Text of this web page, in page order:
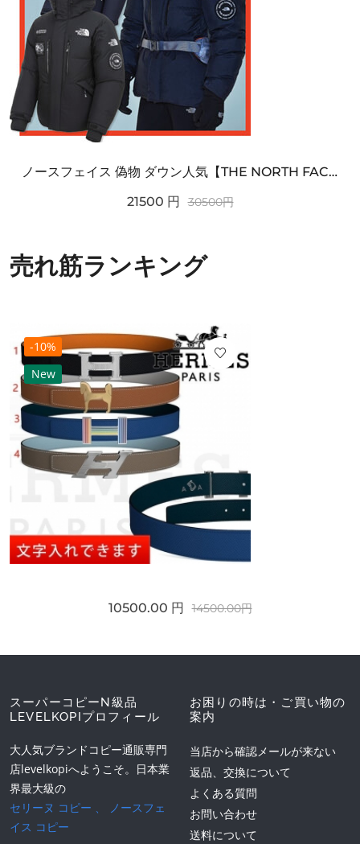
ノースフェイス 偽物 ダウン人気【THE NORTH FACE】M'S 7 SUMMIT HIM...
21500 円 30500円
売れ筋ランキング
-10%
New
10500.00 円 14500.00円
スーパーコピーN級品
LEVELKOPIプロフィール
大人気ブランドコピー通販専門
店levelkopiへようこそ。日本業
界最大級の
セリーヌ コピー 、
ノースフェ
イス コピー
お困りの時は・ご買い物の
案内
当店から確認メールが来ない
返品、交換について
よくある質問
お問い合わせ
送料について